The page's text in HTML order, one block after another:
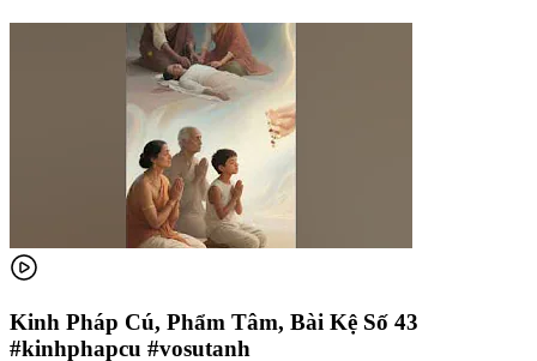
Kinh Pháp Cú, Phẩm Tâm, Bài Kệ Số 43
#kinhphapcu #vosutanh